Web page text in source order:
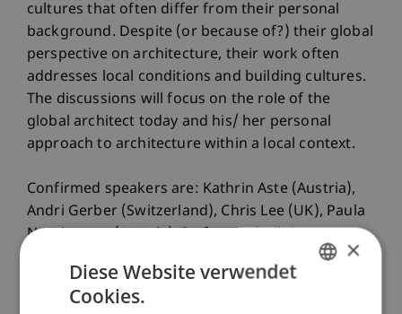
cultures that often differ from their personal
background. Despite (or because of?) their global
perspective on architecture, their work often
addresses local conditions and building cultures.
The discussions will focus on the role of the
global architect today and his/ her personal
approach to architecture within a local context.
Confirmed speakers are: Kathrin Aste (Austria),
Andri Gerber (Switzerland), Chris Lee (UK), Paula
Nascimento (Angola), Stefano Rabolli Pansera
(Italy) and Eric Schuldenfrei (USA). The event is
moderated by Peter Staub (Switzerland).
×
Diese Website verwendet
Cookies.